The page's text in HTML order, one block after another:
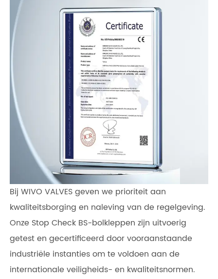
Bij WIVO VALVES geven we prioriteit aan
kwaliteitsborging en naleving van de regelgeving.
Onze Stop Check BS-bolkleppen zijn uitvoerig
getest en gecertificeerd door vooraanstaande
industriële instanties om te voldoen aan de
internationale veiligheids- en kwaliteitsnormen.